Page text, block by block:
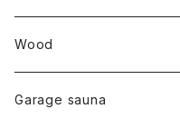
クォーツインクォーツ
ムーンストーン
others
foods
∞Seiko Usami∞
Wood
Garage sauna